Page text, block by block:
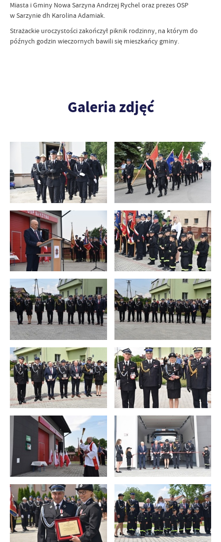
Miasta i Gminy Nowa Sarzyna Andrzej Rychel oraz prezes OSP
w Sarzynie dh Karolina Adamiak.
Strażackie uroczystości zakończył piknik rodzinny, na którym do
późnych godzin wieczornych bawili się mieszkańcy gminy.
Galeria zdjęć